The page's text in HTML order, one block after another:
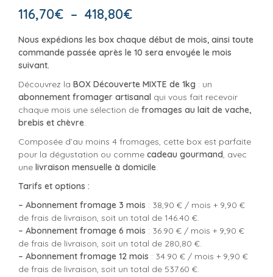
116,70€ – 418,80€Plage
prix :
à
418,80€
Nous expédions les box chaque début de mois, ainsi toute
commande passée après le 10 sera envoyée le mois
suivant.
Découvrez la BOX Découverte MIXTE de 1kg : un
abonnement fromager artisanal qui vous fait recevoir
chaque mois une sélection de fromages au lait de vache,
brebis et chèvre
Composée d’au moins 4 fromages, cette box est parfaite
pour la dégustation ou comme cadeau gourmand , avec
une livraison mensuelle à domicile
Tarifs et options :
– Abonnement fromage 3 mois : 38,90 € / mois + 9,90 €
de frais de livraison, soit un total de 146.40 €.
– Abonnement fromage 6 mois : 36.90 € / mois + 9,90 €
de frais de livraison, soit un total de 280,80 €.
– Abonnement fromage 12 mois : 34.90 € / mois + 9,90 €
de frais de livraison, soit un total de 537.60 €.